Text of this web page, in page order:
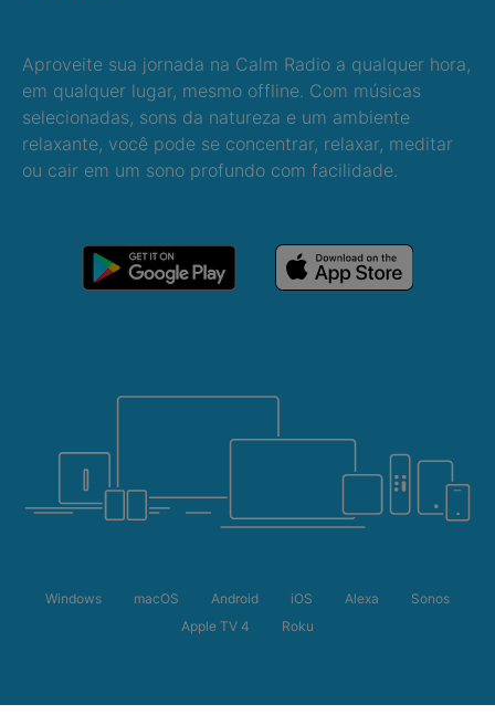
Aproveite sua jornada na Calm Radio a qualquer hora,
em qualquer lugar, mesmo offline. Com músicas
selecionadas, sons da natureza e um ambiente
relaxante, você pode se concentrar, relaxar, meditar
ou cair em um sono profundo com facilidade.
Windows macOS Android iOS Alexa
Sonos
Apple TV 4
Roku